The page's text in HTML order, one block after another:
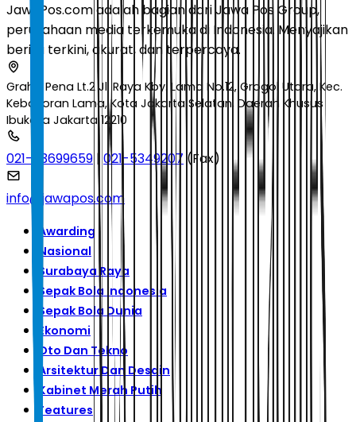
JawaPos.com adalah bagian dari Jawa Pos Group,
perusahaan media terkemuka di Indonesia. Menyajikan
berita terkini, akurat, dan terpercaya.
Graha Pena Lt.2 Jl. Raya Kby. Lama No.12, Grogol Utara, Kec.
Kebayoran Lama, Kota Jakarta Selatan, Daerah Khusus
Ibukota Jakarta 12210
021-53699659 | 021-5349207 (Fax)
info@jawapos.com
Awarding
Nasional
Surabaya Raya
Sepak Bola Indonesia
Sepak Bola Dunia
Ekonomi
Oto Dan Tekno
Arsitektur Dan Desain
Kabinet Merah Putih
Features